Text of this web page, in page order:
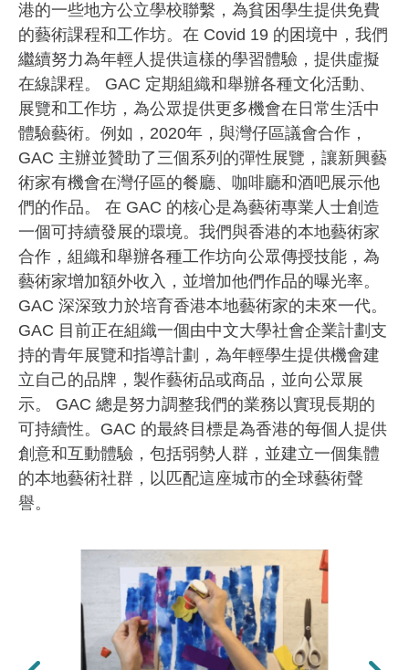
港的一些地方公立學校聯繫，為貧困學生提供免費
的藝術課程和工作坊。在 Covid 19 的困境中，我們
繼續努力為年輕人提供這樣的學習體驗，提供虛擬
在線課程。 GAC 定期組織和舉辦各種文化活動、
展覽和工作坊，為公眾提供更多機會在日常生活中
體驗藝術。例如，2020年，與灣仔區議會合作，
GAC 主辦並贊助了三個系列的彈性展覽，讓新興藝
術家有機會在灣仔區的餐廳、咖啡廳和酒吧展示他
們的作品。 在 GAC 的核心是為藝術專業人士創造
一個可持續發展的環境。我們與香港的本地藝術家
合作，組織和舉辦各種工作坊向公眾傳授技能，為
藝術家增加額外收入，並增加他們作品的曝光率。
GAC 深深致力於培育香港本地藝術家的未來一代。
GAC 目前正在組織一個由中文大學社會企業計劃支
持的青年展覽和指導計劃，為年輕學生提供機會建
立自己的品牌，製作藝術品或商品，並向公眾展
示。 GAC 總是努力調整我們的業務以實現長期的
可持續性。GAC 的最終目標是為香港的每個人提供
創意和互動體驗，包括弱勢人群，並建立一個集體
的本地藝術社群，以匹配這座城市的全球藝術聲
譽。
上一張 下一張